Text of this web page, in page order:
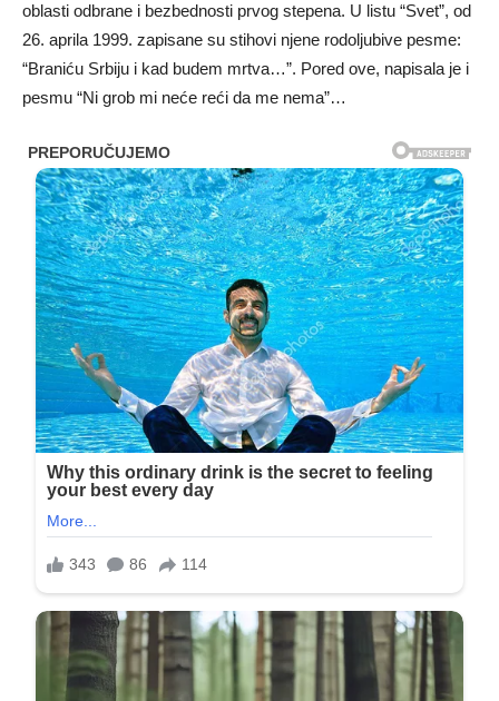
oblasti odbrane i bezbednosti prvog stepena. U listu “Svet”, od
26. aprila 1999. zapisane su stihovi njene rodoljubive pesme:
“Braniću Srbiju i kad budem mrtva…”. Pored ove, napisala je i
pesmu “Ni grob mi neće reći da me nema”…